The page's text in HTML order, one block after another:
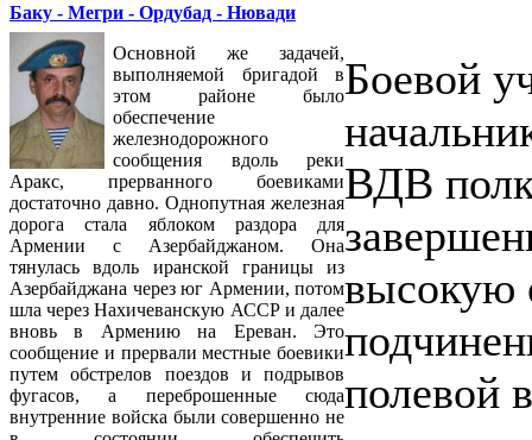
Баку - Мегри - Ордубад - Нювади
Основной же задачей,
выполняемой бригадой в
этом районе было
обеспечение
железнодорожного
сообщения вдоль реки
Аракс, прерванного боевиками
достаточно давно. Однопутная железная
дорога стала яблоком раздора для
Армении с Азербайджаном. Она
тянулась вдоль иранской границы из
Азербайджана через юг Армении, потом
шла через Нахичеванскую АССР и далее
вновь в Армению на Ереван. Это
сообщение и прервали местные боевики
путем обстрелов поездов и подрывов
фугасов, а переброшенные сюда
внутренние войска были совершенно не
Боевой
ВДВ
высокую
полевой